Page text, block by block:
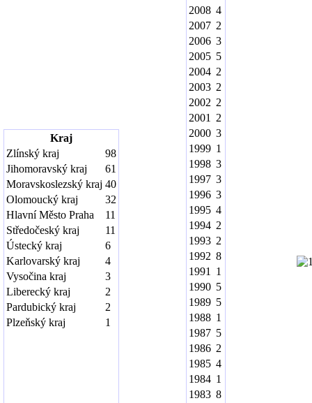
Kraj
Zlínský kraj
98
Jihomoravský kraj
61
Moravskoslezský kraj 40
Olomoucký kraj
32
Hlavní Město Praha
11
Středočeský kraj
11
Ústecký kraj
6
Karlovarský kraj
4
Vysočina kraj
3
Liberecký kraj
2
Pardubický kraj
2
Plzeňský kraj
1
2008 4
2007 2
2006 3
2005 5
2004 2
2003 2
2002 2
2001
2
2000 3
1999 1
1998 3
1997 3
1996 3
1995 4
1994 2
1993 2
1992 8
1991
1
1990 5
1989 5
1988 1
1987 5
1986 2
1985 4
1984 1
1983 8